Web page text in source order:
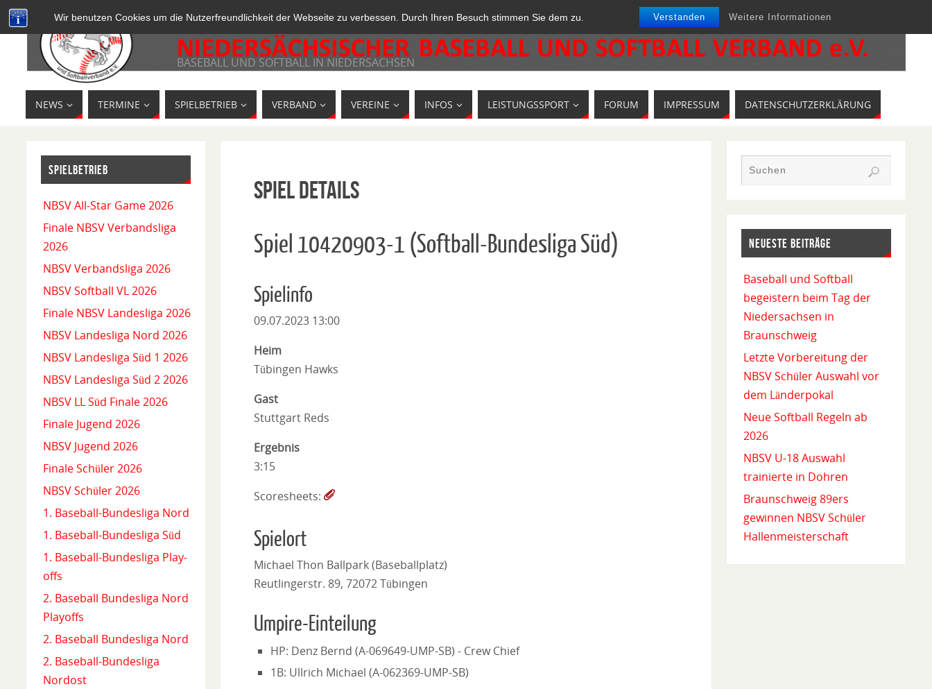
Wir benutzen Cookies um die Nutzerfreundlichkeit der Webseite zu verbessen. Durch Ihren Besuch stimmen Sie dem zu. Verstanden Weitere Informationen
BASEBALL UND SOFTBALL IN NIEDERSACHSEN
NEWS TERMINE SPIELBETRIEB VERBAND VEREINE INFOS LEISTUNGSSPORT FORUM IMPRESSUM DATENSCHUTZERKLÄRUNG
Spiel Details
Spiel 10420903-1 (Softball-Bundesliga Süd)
Spielinfo
09.07.2023 13:00
Heim
Tübingen Hawks
Gast
Stuttgart Reds
Ergebnis
3:15
Scoresheets:
Spielort
Michael Thon Ballpark (Baseballplatz)
Reutlingerstr. 89, 72072 Tübingen
Umpire-Einteilung
HP: Denz Bernd (A-069649-UMP-SB) - Crew Chief
1B: Ullrich Michael (A-062369-UMP-SB)
SPIELBETRIEB
NBSV All-Star Game 2026
Finale NBSV Verbandsliga
2026
NBSV Verbandsliga 2026
NBSV Softball VL 2026
Finale NBSV Landesliga 2026
NBSV Landesliga Nord 2026
NBSV Landesliga Süd 1 2026
NBSV Landesliga Süd 2 2026
NBSV LL Süd Finale 2026
Finale Jugend 2026
NBSV Jugend 2026
Finale Schüler 2026
NBSV Schüler 2026
1. Baseball-Bundesliga Nord
1. Baseball-Bundesliga Süd
1. Baseball-Bundesliga Play-
offs
2. Baseball Bundesliga Nord
Playoffs
2. Baseball Bundesliga Nord
2. Baseball-Bundesliga
Nordost
NEUESTE BEITRÄGE
Baseball und Softball
begeistern beim Tag der
Niedersachsen in
Braunschweig
Letzte Vorbereitung der
NBSV Schüler Auswahl vor
dem Länderpokal
Neue Softball Regeln ab
2026
NBSV U-18 Auswahl
trainierte in Dohren
Braunschweig 89ers
gewinnen NBSV Schüler
Hallenmeisterschaft